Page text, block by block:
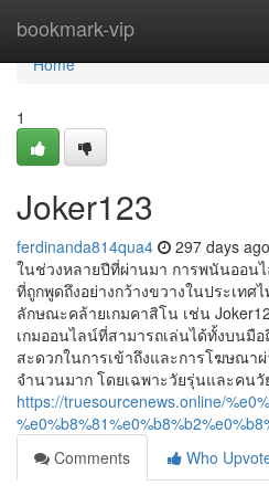
bookmark-vip
Home
Home
1
Joker123
ferdinanda814qua4 297 days ago
ในช่วงหลายปีที่ผ่านมา การพนันออน
ที่ถูกพูดถึงอย่างกว้างขวางในประเท
ลักษณะคล้ายเกมคาสิโน เช่น
เกมออนไลน์ที่สามารถเล่นได้ทั้งบนมื
สะดวกในการเข้าถึงและการโฆษณ
จำนวนมาก โดยเฉพาะวัยรุ่นและคน
https://truesourcenews.online/
Comments
Who